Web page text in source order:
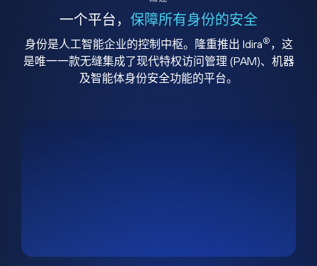
一个平台， 保障所有身份的安全
身份是人工智能企业的控制中枢。隆重推出 Idira® ，这
是唯一一款无缝集成了现代特权访问管理 (PAM)、机器
及智能体身份安全功能的平台。